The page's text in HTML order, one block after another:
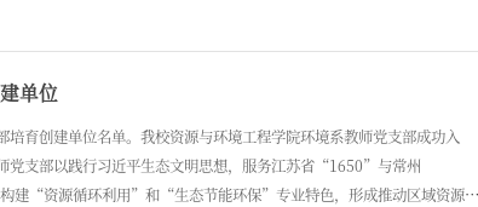
单位
育创建单位名单。我校资源与环境工程学院环境系教师党支部成功入
支部以践行习近平生态文明思想，服务江苏省“1650”与常州
建“资源循环利用”和“生态节能环保”专业特色，形成推动区域资源环